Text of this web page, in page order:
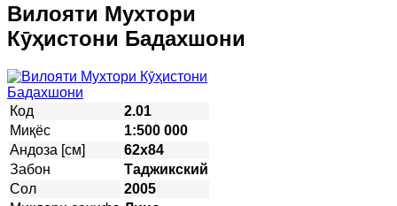
Вилояти Мухтори
Кӯҳистони Бадахшони
Код
2.01
Миқёс
1:500 000
Андоза [см]
62х84
Забон
Таджикский
Сол
2005